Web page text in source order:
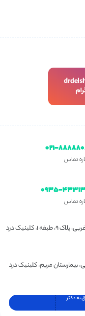
۸۸۸۸۸۰۸۰
تماس
۴۳۳۱۳۱۳
تماس
تهران، جردن، بعد از میرداماد خیابان قبادیان غربی، پلاک ۹، طبقه ۱، کلینیک درد
به دکتر